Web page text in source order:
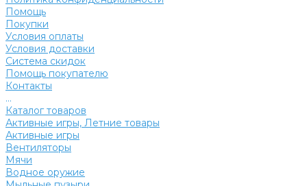
Помощь
Покупки
Условия оплаты
Условия доставки
Система скидок
Помощь покупателю
Контакты
...
Каталог товаров
Активные игры, Летние товары
Активные игры
Вентиляторы
Мячи
Водное оружие